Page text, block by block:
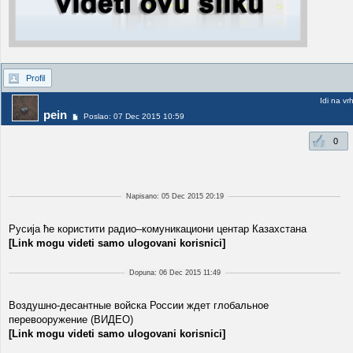
Profil
pein Poslao: 07 Dec 2015 10:59
Idi na vrh
0
Napisano: 05 Dec 2015 20:19
Русија ће користити радио–комуникациони центар Казахстана
[Link mogu videti samo ulogovani korisnici]
Dopuna: 06 Dec 2015 11:49
Воздушно-десантные войска России ждет глобальное
перевооружение (ВИДЕО)
[Link mogu videti samo ulogovani korisnici]